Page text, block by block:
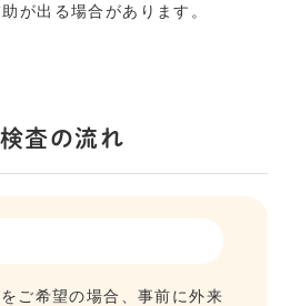
が出る場合があります。
査の流れ
ご希望の場合、事前に外来